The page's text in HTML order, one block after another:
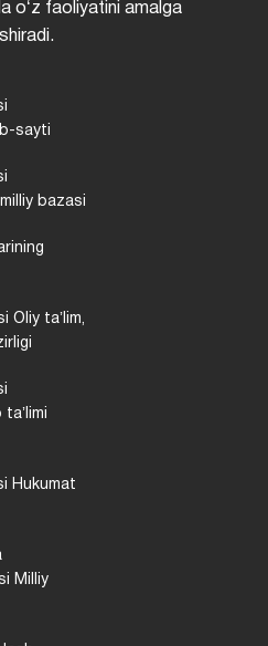
oʻz faoliyatini amalga
sayti
bazasi
Oliy taʼlim,
Hukumat
Milliy